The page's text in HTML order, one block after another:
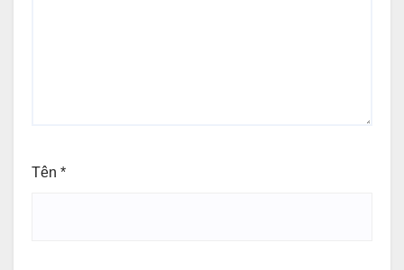
Tên *